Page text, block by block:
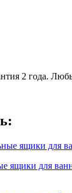
2 года.
ящики для